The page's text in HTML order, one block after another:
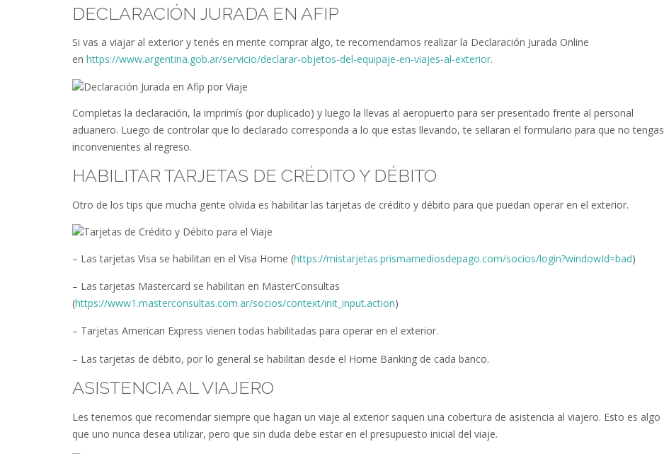
DECLARACIÓN JURADA EN AFIP
Si vas a viajar al exterior y tenés en mente comprar algo, te recomendamos realizar la Declaración Jurada Online
en https://www.argentina.gob.ar/servicio/declarar-objetos-del-equipaje-en-viajes-al-exterior.
Completas la declaración, la imprimís (por duplicado) y luego la llevas al aeropuerto para ser presentado frente al personal
aduanero. Luego de controlar que lo declarado corresponda a lo que estas llevando, te sellaran el formulario para que no tengas
inconvenientes al regreso.
HABILITAR TARJETAS DE CRÉDITO Y DÉBITO
Otro de los tips que mucha gente olvida es habilitar las tarjetas de crédito y débito para que puedan operar en el exterior.
– Las tarjetas Visa se habilitan en el Visa Home (https://mistarjetas.prismamediosdepago.com/socios/login?windowId=bad)
– Las tarjetas Mastercard se habilitan en MasterConsultas
(https://www1.masterconsultas.com.ar/socios/context/init_input.action)
– Tarjetas American Express vienen todas habilitadas para operar en el exterior.
– Las tarjetas de débito, por lo general se habilitan desde el Home Banking de cada banco.
ASISTENCIA AL VIAJERO
Les tenemos que recomendar siempre que hagan un viaje al exterior saquen una cobertura de asistencia al viajero. Esto es algo
que uno nunca desea utilizar, pero que sin duda debe estar en el presupuesto inicial del viaje.